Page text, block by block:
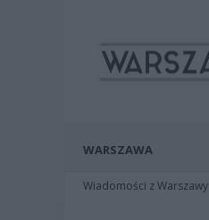
WARSZAWA
Wiadomości z Warszawy